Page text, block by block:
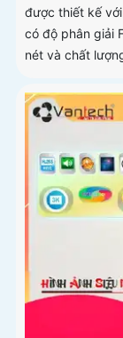
được thiết kế
có độ phân giải
nét và chất